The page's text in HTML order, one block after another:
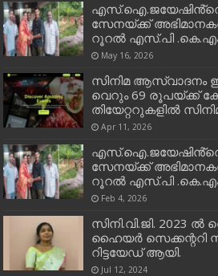
സേനയ്ക്ക്
റൂറൽ എസ്.പി
May 16, 2026
സിനിമ ആസ്വാദനം
വെറും 69 രൂപയ്ക്ക്
തിയേറ്ററുകളിൽ
Apr 11, 2026
സേനയ്ക്ക്
റൂറൽ എസ്.പി
Feb 4, 2026
സിനി.വി.ജി. 2023 ൽ
ഹൈയർ സെക്കന്ററി
റിട്ടയേഡ് ആയി.
Jul 12, 2024